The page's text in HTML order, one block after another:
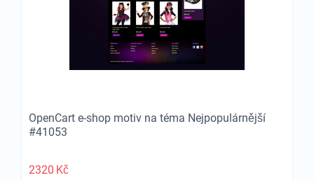
OpenCart e-shop motiv na téma Nejpopulárnější
#41053
2320 Kč